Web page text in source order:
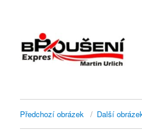
Předchozí obrázek Další